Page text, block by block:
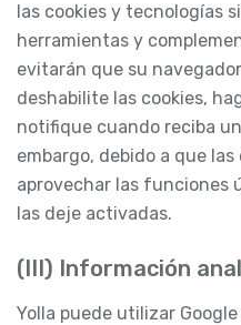
las cookies y tecnologías
herramientas y
evitarán que su
deshabilite las cookies,
notifique cuando reciba
embargo, debido a que
aprovechar las funciones
las deje activadas.
(III) Información
Yolla puede utilizar